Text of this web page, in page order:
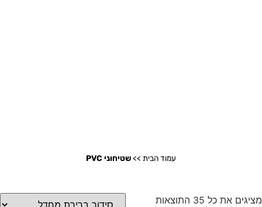
עמוד הבית >>שטיחוני PVC
מציגים את כל ⁦35⁩ התוצאות